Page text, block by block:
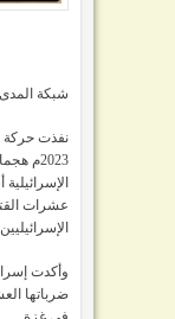
شبكة
2023م
عشرات
وأكدت
ضرباتها